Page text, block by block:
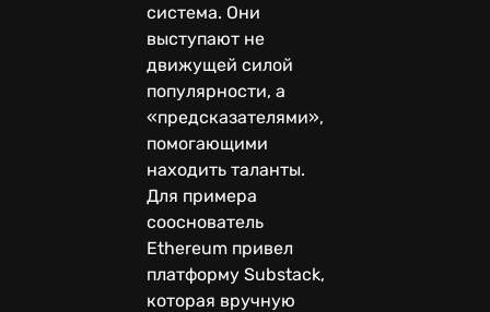
система. Они
выступают не
движущей силой
популярности, а
«предсказателями»,
помогающими
находить таланты.
Для примера
сооснователь
Ethereum привел
платформу Substack,
которая вручную